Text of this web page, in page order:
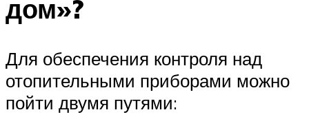
дом»?
Для обеспечения контроля над
отопительными приборами можно
пойти двумя путями: